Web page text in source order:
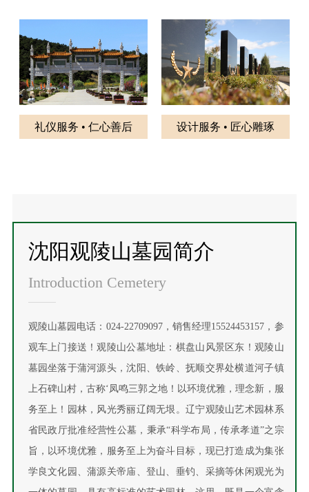
礼仪服务 • 仁心善后 设计服务 • 匠心雕琢
沈阳观陵山墓园简介
Introduction Cemetery
观陵山墓园电话：024-22709097，销售经理15524453157，参
观车上门接送！观陵山公墓地址：棋盘山风景区东！观陵山
墓园坐落于蒲河源头，沈阳、铁岭、抚顺交界处横道河子镇
上石碑山村，古称‘凤鸣三郭之地！以环境优雅，理念新，服
务至上！园林，风光秀丽辽阔无垠。辽宁观陵山艺术园林系
省民政厅批准经营性公墓，秉承“科学布局，传承孝道”之宗
旨，以环境优雅，服务至上为奋斗目标，现已打造成为集张
学良文化园、蒲源关帝庙、登山、垂钓、采摘等休闲观光为